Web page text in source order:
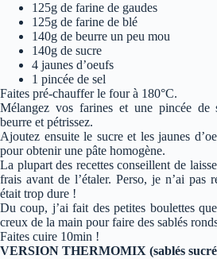
125g de farine de gaudes
125g de farine de blé
140g de beurre un peu mou
140g de sucre
4 jaunes d’oeufs
1 pincée de sel
Faites pré-chauffer le four à 180°C.
Mélangez vos farines et une pincée de
beurre et pétrissez.
Ajoutez ensuite le sucre et les jaunes
pour obtenir une pâte homogène.
La plupart des recettes conseillent de
frais avant de l’étaler. Perso, je n’ai pas
était trop dure !
Du coup, j’ai fait des petites boulettes
creux de la main pour faire des sablés
Faites cuire 10min !
VERSION THERMOMIX (sablés